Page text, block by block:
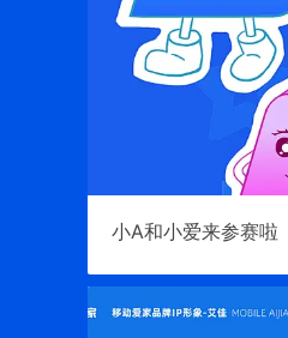
小A和小爱来参赛啦